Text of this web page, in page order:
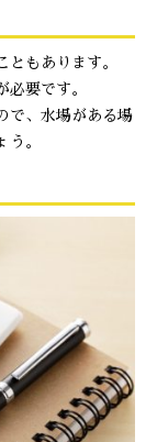
もあります。
要です。
で、水場がある場
う。